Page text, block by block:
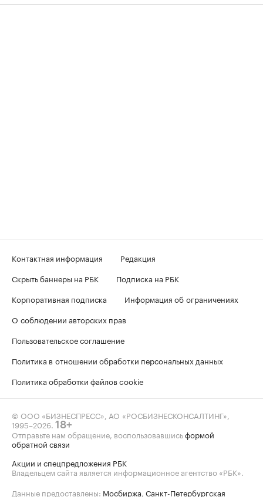
Контактная информация
Редакция
Скрыть баннеры на РБК
Подписка на РБК
Корпоративная подписка
Информация об ограничениях
О соблюдении авторских прав
Пользовательское соглашение
Политика в отношении обработки персональных данных
Политика обработки файлов cookie
© ООО «БИЗНЕСПРЕСС», АО «РОСБИЗНЕСКОНСАЛТИНГ»,
1995–2026 18+
Отправьте нам обращение, воспользовавшисьформой
обратной связи
Акции и спецпредложения РБК
Владельцем сайта является информационное агентство «РБК».
Данные предоставлены: Мосбиржа Санкт-Петербургская